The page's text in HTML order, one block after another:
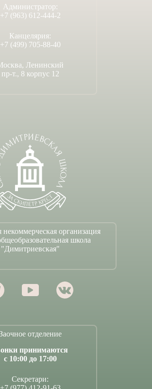
Администратор:
+7 (963) 612-444-2
Канцелярия:
+7 (499) 705-88-40
Ленинский
пр-т., 8 корпус 12
организация
школа
"Димитриевская"
Заочное отделение
принимаются
с 10:00 до 17:00
Секретари: